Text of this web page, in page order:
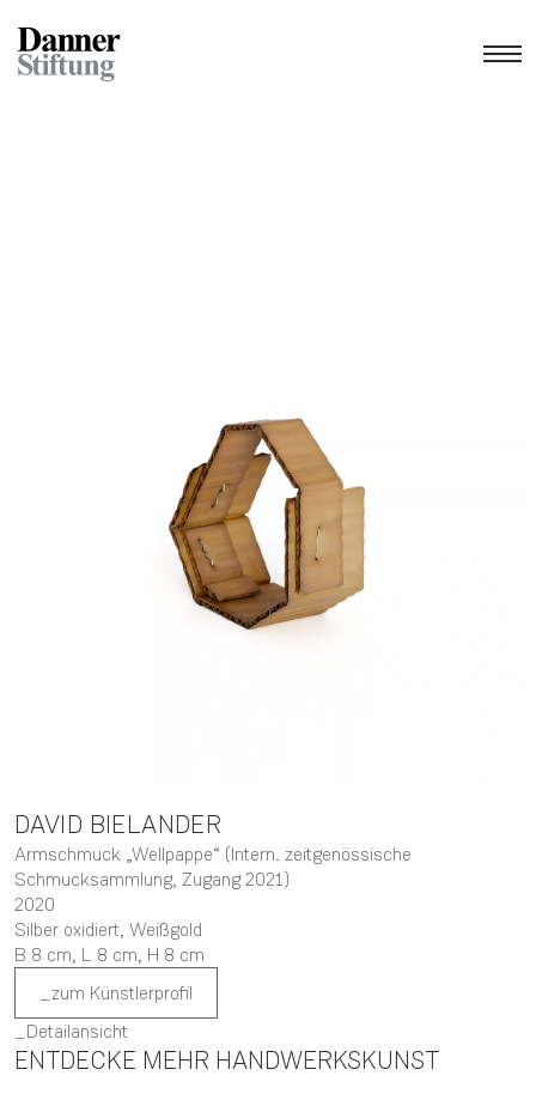
DAVID BIELANDER
Armschmuck „Wellpappe“ (Intern. zeitgenössische
Schmucksammlung, Zugang 2021)
2020
Silber oxidiert, Weißgold
B 8 cm, L 8 cm, H 8 cm
zum Künstlerprofil
Detailansicht
ENTDECKE MEHR HANDWERKSKUNST